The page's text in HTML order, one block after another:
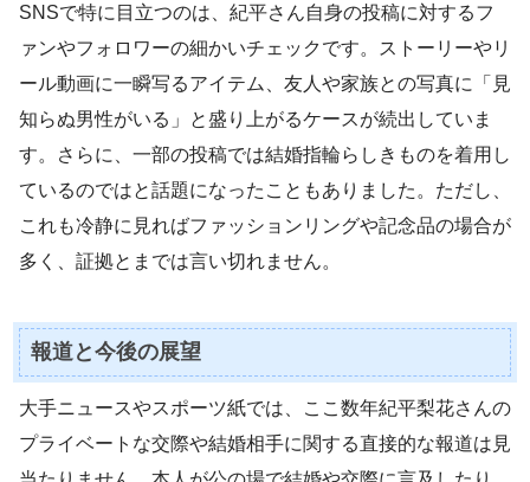
SNSで特に目立つのは、紀平さん自身の投稿に対するフ
ァンやフォロワーの細かいチェックです。ストーリーやリ
ール動画に一瞬写るアイテム、友人や家族との写真に「見
知らぬ男性がいる」と盛り上がるケースが続出していま
す。さらに、一部の投稿では結婚指輪らしきものを着用し
ているのではと話題になったこともありました。ただし、
これも冷静に見ればファッションリングや記念品の場合が
多く、証拠とまでは言い切れません。
報道と今後の展望
大手ニュースやスポーツ紙では、ここ数年紀平梨花さんの
プライベートな交際や結婚相手に関する直接的な報道は見